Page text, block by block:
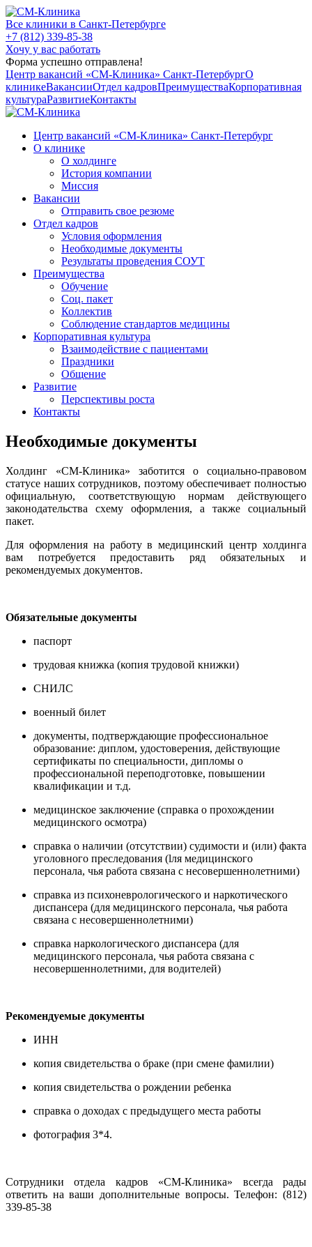
Все клиники в Санкт-Петербурге
+7 (812) 339-85-38
Хочу у вас работать
Форма успешно отправлена!
Центр вакансий «СМ‑Клиника» Санкт-ПетербургО
клиникеВакансииОтдел кадровПреимуществаКорпоративная
культураРазвитиеКонтакты
Центр вакансий «СМ‑Клиника» Санкт-Петербург
О клинике
О холдинге
История компании
Миссия
Вакансии
Отправить свое резюме
Отдел кадров
Условия оформления
Необходимые документы
Результаты проведения СОУТ
Преимущества
Обучение
Соц. пакет
Коллектив
Соблюдение стандартов медицины
Корпоративная культура
Взаимодействие с пациентами
Праздники
Общение
Развитие
Перспективы роста
Контакты
Необходимые документы
Холдинг «СМ-Клиника» заботится о социально-правовом
статусе наших сотрудников, поэтому обеспечивает полностью
официальную, соответствующую нормам действующего
законодательства схему оформления, а также социальный
пакет.
Для оформления на работу в медицинский центр холдинга
вам потребуется предоставить ряд обязательных и
рекомендуемых документов.
Обязательные документы
паспорт
трудовая книжка (копия трудовой книжки)
СНИЛС
военный билет
документы, подтверждающие профессиональное
образование: диплом, удостоверения, действующие
сертификаты по специальности, дипломы о
профессиональной переподготовке, повышении
квалификации и т.д.
медицинское заключение (справка о прохождении
медицинского осмотра)
справка о наличии (отсутствии) судимости и (или) факта
уголовного преследования (lля медицинского
персонала, чья работа связана с несовершеннолетними)
cправка из психоневрологического и наркотического
диспансера (для медицинского персонала, чья работа
связана с несовершеннолетними)
cправка наркологического диспансера (для
медицинского персонала, чья работа связана с
несовершеннолетними, для водителей)
Рекомендуемые документы
ИНН
копия свидетельства о браке (при смене фамилии)
копия свидетельства о рождении ребенка
справка о доходах с предыдущего места работы
фотография 3*4.
Сотрудники отдела кадров «СМ-Клиника» всегда рады
ответить на ваши дополнительные вопросы. Телефон: (812)
339-85-38